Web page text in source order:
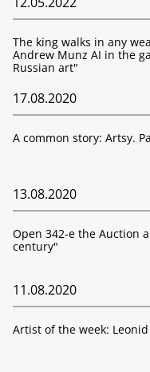
The king walks in any
Andrew Munz AI in the
Russian art"
17.08.2020
A common story: Artsy.
13.08.2020
Open 342-е the Auction
century"
11.08.2020
Artist of the week: